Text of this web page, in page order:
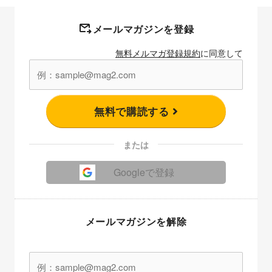
メールマガジンを登録
無料メルマガ登録規約に同意して
無料で購読する
または
Googleで登録
メールマガジンを解除